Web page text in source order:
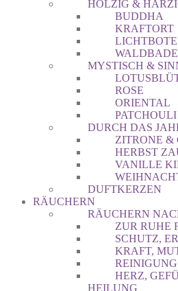
HOLZIG &
BUDDHA
KRAFTORT
MYSTISCH &
ROSE
ORIENTAL
DURCH DAS
ZITRONE &
HERBST
VANILLE
DUFTKERZEN
RÄUCHERN
RÄUCHERN
ZUR RUHE
SCHUTZ,
KRAFT,
HERZ,
HEILUNG